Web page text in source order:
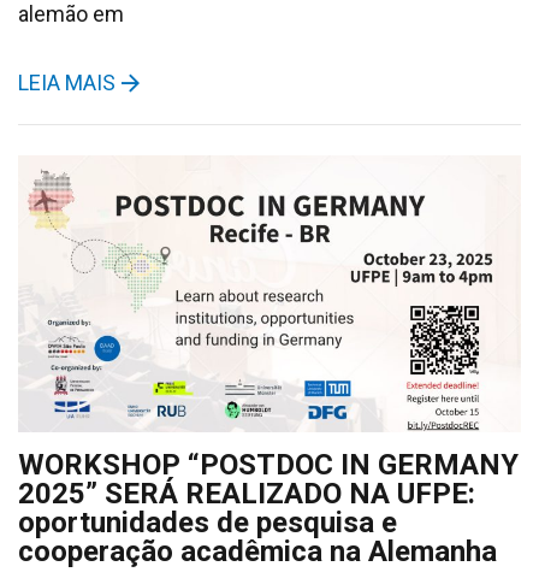
alemão em
LEIA MAIS
WORKSHOP “POSTDOC IN GERMANY
2025” SERÁ REALIZADO NA UFPE:
oportunidades de pesquisa e
cooperação acadêmica na Alemanha